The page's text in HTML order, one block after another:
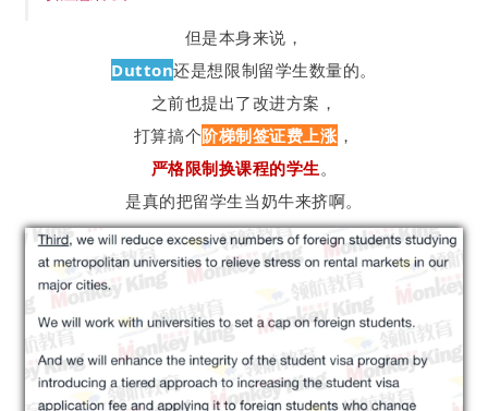
但是本身来说，
Dutton还是想限制留学生数量的。
之前也提出了改进方案，
打算搞个阶梯制签证费上涨 ，
严格限制换课程的学生 。
是真的把留学生当奶牛来挤啊。